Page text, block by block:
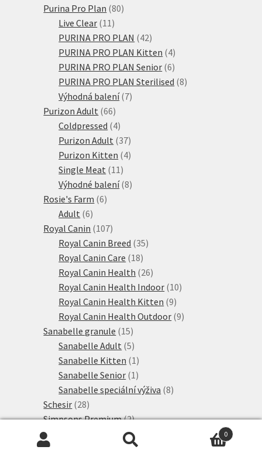
Purina Pro Plan 8080
Live Clear 11 11
produktů
PURINA PRO PLAN 4242
produktů
PURINA PRO PLAN Kitten 44
produkty
PURINA PRO PLAN Senior 66
produktů
PURINA PRO PLAN Sterilised 88
Výhodná balení 77
Purizon Adult 6666
produktů
Coldpressed 44
produkty
Purizon Adult 3737
produktů
Purizon Kitten 44
Single Meat 11 11
produktů
Výhodné balení 88
Rosie's Farm 66
Adult 66
produktů
Royal Canin 107107
produktů
Royal Canin Breed 3535
Royal Canin Care 1818
produktů
Royal Canin Health 2626
produktů
Royal Canin Health Indoor 1010
Royal Canin Health Kitten 99
produktů
Royal Canin Health Outdoor 99
Sanabelle granule 1515
produktů
Sanabelle Adult 55
produktů
Sanabelle Kitten 1 1
produkt
Sanabelle Senior 1 1
produkt
Sanabelle speciální výživa 88
Schesir 2828
produktů
Simpsons Premium 22
produkty
Směsi
Smilla
0